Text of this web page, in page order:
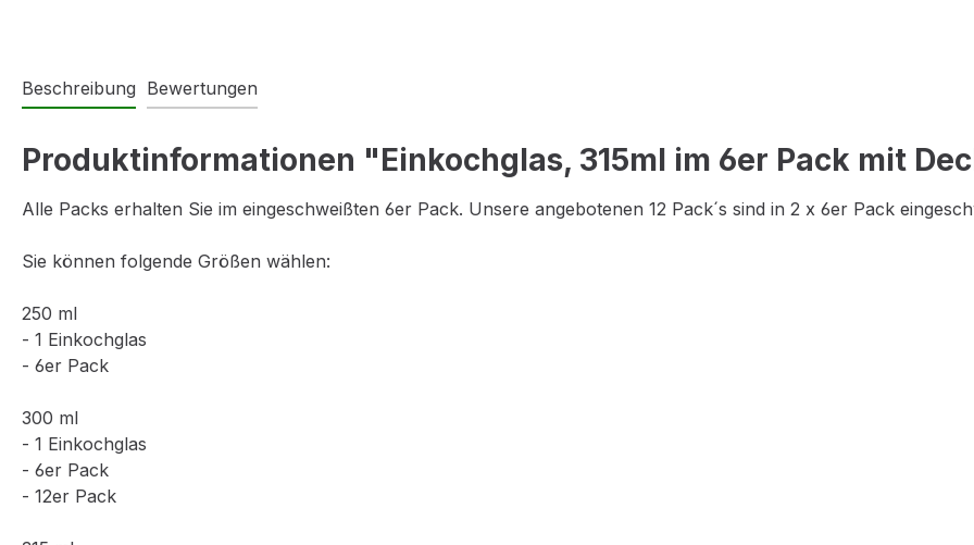
Beschreibung Bewertungen
Produktinformationen "Einkochglas, 315ml im 6er Pack mit
Alle Packs erhalten Sie im eingeschweißten 6er Pack. Unsere angebotenen 12 Pack´s sind in 2 x 6er Pack
Sie können folgende Größen wählen:
250 ml
- 1 Einkochglas
- 6er Pack
300 ml
- 1 Einkochglas
- 6er Pack
- 12er Pack